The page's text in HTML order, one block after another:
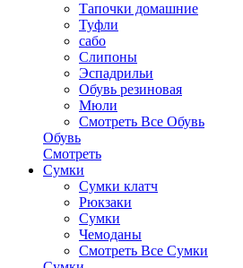
Тапочки домашние
Туфли
сабо
Слипоны
Эспадрильи
Обувь резиновая
Мюли
Смотреть Все Обувь
Обувь
Смотреть
Сумки
Сумки клатч
Рюкзаки
Сумки
Чемоданы
Смотреть Все Сумки